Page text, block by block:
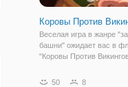
Коровы Против
Веселая игра в жанре
башни" ожидает вас в
"Коровы Против
вымышленном мире
50 8